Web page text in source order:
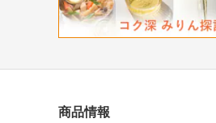
商品情報